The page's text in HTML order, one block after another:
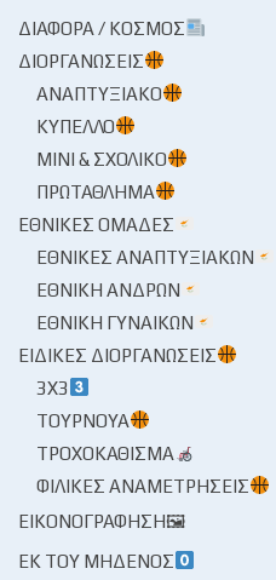
ΔΙΆΦΟΡΑ / ΚΌΣΜΟΣ
ΔΙΟΡΓΑΝΏΣΕΙΣ
ΑΝΑΠΤΥΞΙΑΚΌ
ΚΎΠΕΛΛΟ
ΜΊΝΙ & ΣΧΟΛΙΚΌ
ΠΡΩΤΆΘΛΗΜΑ
ΕΘΝΙΚΈΣ ΟΜΆΔΕΣ
ΕΘΝΙΚΈΣ ΑΝΑΠΤΥΞΙΑΚΏΝ
ΕΘΝΙΚΉ ΑΝΔΡΏΝ
ΕΘΝΙΚΉ ΓΥΝΑΙΚΏΝ
ΕΙΔΙΚΈΣ ΔΙΟΡΓΑΝΏΣΕΙΣ
3X3
ΤΟΥΡΝΟΥΆ
ΤΡΟΧΟΚΆΘΙΣΜΑ
ΦΙΛΙΚΈΣ ΑΝΑΜΕΤΡΉΣΕΙΣ
ΕΙΚΟΝΟΓΡΆΦΗΣΗ🖼
ΕΚ ΤΟΥ ΜΗΔΕΝΌΣ